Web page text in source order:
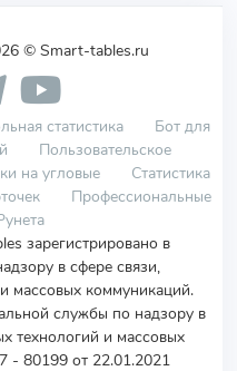
© Smart-tables.ru
статистика
Бот для
Пользовательское
на угловые
Статистика
Профессиональные
зарегистрировано в
в сфере связи,
массовых коммуникаций.
службы по надзору в
технологий и массовых
80199 от 22.01.2021